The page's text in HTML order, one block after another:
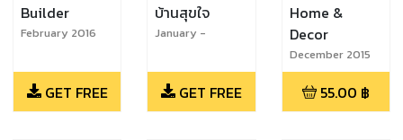
Builder
February 2016
GET FREE
บ้านสุขใจ
January -
GET FREE
Home &
Decor
December 2015
55.00 ฿